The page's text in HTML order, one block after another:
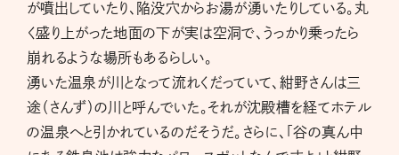
が噴出していたり、陥没穴からお湯が湧いたりしている。丸
く盛り上がった地面の下が実は空洞で、うっかり乗ったら
崩れるような場所もあるらしい。
湧いた温泉が川となって流れくだっていて、紺野さんは三
途（さんず）の川と呼んでいた。それが沈殿槽を経てホテル
の温泉へと引かれているのだそうだ。さらに、「谷の真ん中